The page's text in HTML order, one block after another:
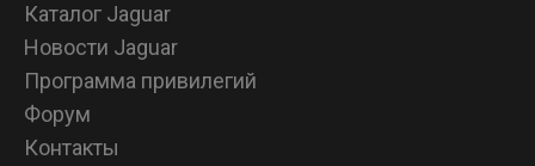
Каталог Jaguar
Новости Jaguar
Программа привилегий
Форум
Контакты